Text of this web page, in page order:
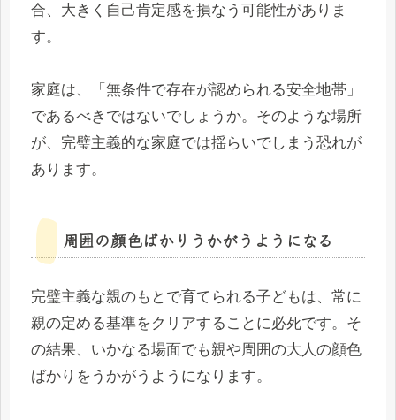
合、大きく自己肯定感を損なう可能性がありま
す。
家庭は、「無条件で存在が認められる安全地帯」
であるべきではないでしょうか。そのような場所
が、完璧主義的な家庭では揺らいでしまう恐れが
あります。
周囲の顔色ばかりうかがうようになる
完璧主義な親のもとで育てられる子どもは、常に
親の定める基準をクリアすることに必死です。そ
の結果、いかなる場面でも親や周囲の大人の顔色
ばかりをうかがうようになります。